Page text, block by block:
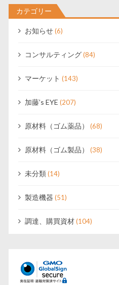
カテゴリー
お知らせ(6)
コンサルティング(84)
マーケット (143)
加藤’s EYE (207)
原材料（ゴム薬品） (68)
原材料（ゴム製品） (38)
未分類(14)
製造機器 (51)
調達、購買資材(104)